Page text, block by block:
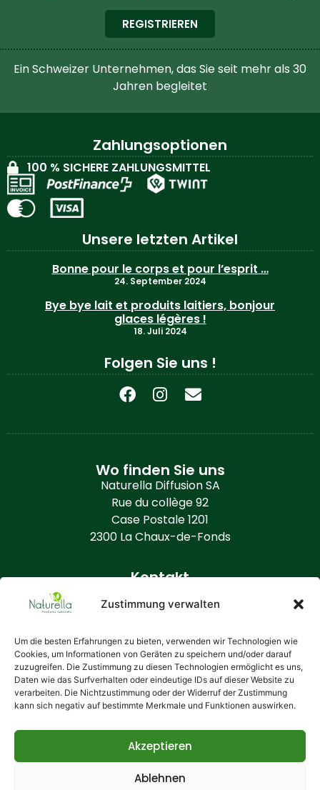
Zustimmung verwalten
Um die besten Erfahrungen zu bieten, verwenden wir Technologien wie
Cookies, um Informationen von Geräten zu speichern und/oder darauf
zuzugreifen. Die Zustimmung zu diesen Technologien ermöglicht es uns,
Daten wie das Surfverhalten oder eindeutige IDs auf dieser Website zu
verarbeiten. Die Nichtzustimmung oder der Widerruf der Zustimmung
kann sich negativ auf bestimmte Merkmale und Funktionen auswirken.
Akzeptieren
Ablehnen
REGISTRIEREN
Ein Schweizer Unternehmen, das Sie seit mehr als 30
Jahren begleitet
Zahlungsoptionen
100 % SICHERE ZAHLUNGSMITTEL
Unsere letzten Artikel
Bonne pour le corps et pour l’esprit …
24. September 2024
Bye bye lait et produits laitiers, bonjour
glaces légères !
18. Juli 2024
Folgen Sie uns !
Wo finden Sie uns
Naturella Diffusion SA
Rue du collège 92
Case Postale 1201
2300 La Chaux-de-Fonds
Kontakt
info@naturella.ch
https://www.naturella.ch
Zusätzliche Informationen
Wer ist Naturella?
Allgemeine Bedingungen
Ihre Daten
Cookie-Richtlinie